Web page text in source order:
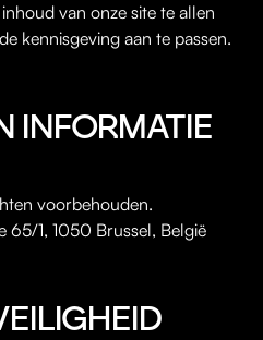
van onze site te allen
kennisgeving aan te passen.
INFORMATIE
voorbehouden.
65/1, 1050 Brussel, België